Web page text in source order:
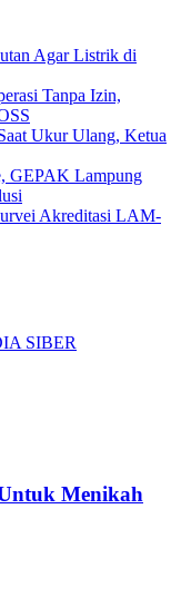
Agar Listrik di
Tanpa Izin,
Ukur Ulang, Ketua
GEPAK Lampung
Akreditasi LAM-
SIBER
Menikah